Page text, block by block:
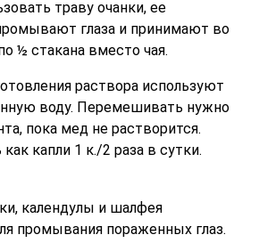
траву очанки, ее
глаза и принимают во
½ стакана вместо чая.
раствора используют
воду. Перемешивать нужно
пока мед не растворится.
капли 1 к./2 раза в сутки.
календулы и шалфея
промывания пораженных глаз.